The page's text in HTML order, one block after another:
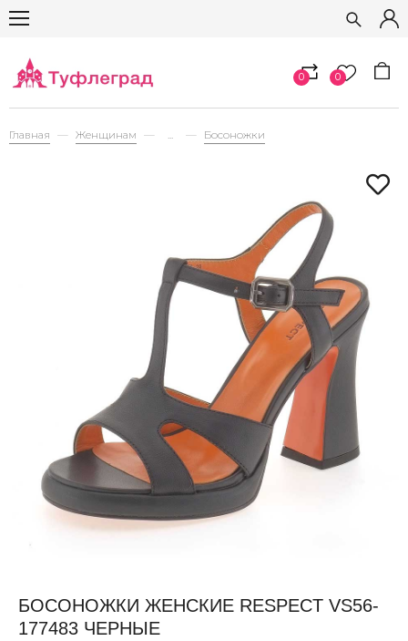
0 0
Главная Женщинам ... Босоножки
БОСОНОЖКИ ЖЕНСКИЕ RESPECT VS56-
177483 ЧЕРНЫЕ